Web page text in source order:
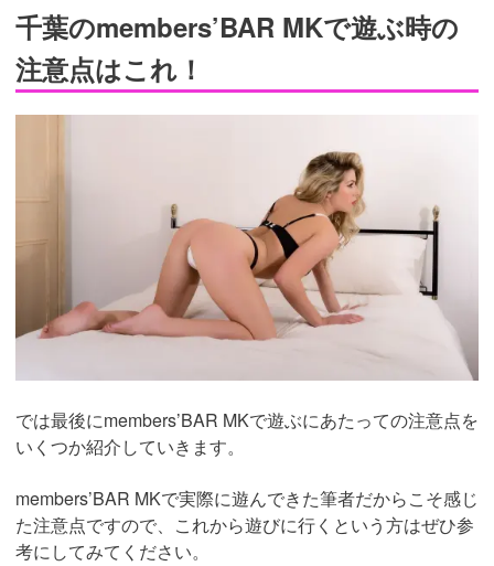
千葉のmembers’BAR MKで遊ぶ時の
注意点はこれ！
では最後にmembers’BAR MKで遊ぶにあたっての注意点を
いくつか紹介していきます。
members’BAR MKで実際に遊んできた筆者だからこそ感じ
た注意点ですので、これから遊びに行くという方はぜひ参
考にしてみてください。